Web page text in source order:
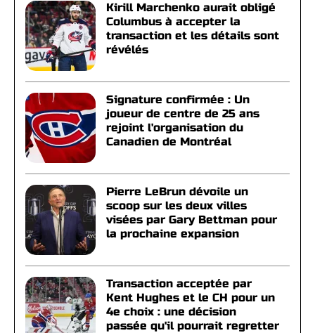
Kirill Marchenko aurait obligé
Columbus à accepter la
transaction et les détails sont
révélés
Signature confirmée : Un
joueur de centre de 25 ans
rejoint l'organisation du
Canadien de Montréal
Pierre LeBrun dévoile un
scoop sur les deux villes
visées par Gary Bettman pour
la prochaine expansion
Transaction acceptée par
Kent Hughes et le CH pour un
4e choix : une décision
passée qu'il pourrait regretter